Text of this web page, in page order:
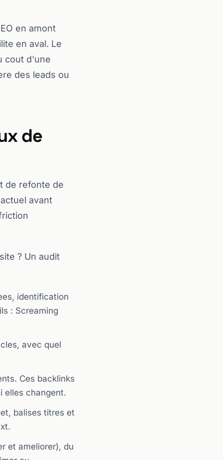
en amont
en aval. Le
cout d'une
des leads ou
de
de refonte de
avant
? Un audit
identification
: Screaming
avec quel
Ces backlinks
elles changent.
balises titres et
et ameliorer), du